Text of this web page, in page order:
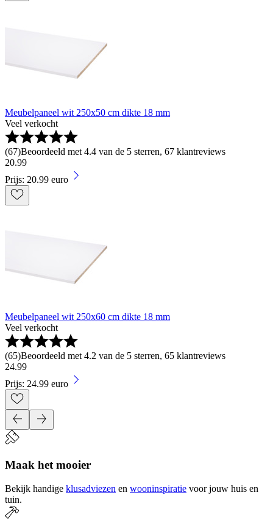
Meubelpaneel wit 250x50 cm dikte 18 mm
Veel verkocht
(67)Beoordeeld met 4.4 van de 5 sterren, 67 klantreviews
20.99
Prijs: 20.99 euro
Meubelpaneel wit 250x60 cm dikte 18 mm
Veel verkocht
(65)Beoordeeld met 4.2 van de 5 sterren, 65 klantreviews
24.99
Prijs: 24.99 euro
Maak het mooier
Bekijk handige klusadviezen en wooninspiratie voor jouw huis en
tuin.